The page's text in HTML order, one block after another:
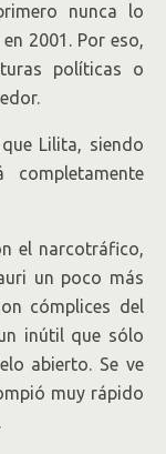
nunca lo
2001. Por eso,
políticas o
Lilita, siendo
el narcotráfico,
un poco más
cómplices del
inútil que sólo
abierto. Se ve
muy rápido